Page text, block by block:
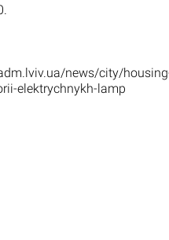
news/city/
elektrychnykh-lamp